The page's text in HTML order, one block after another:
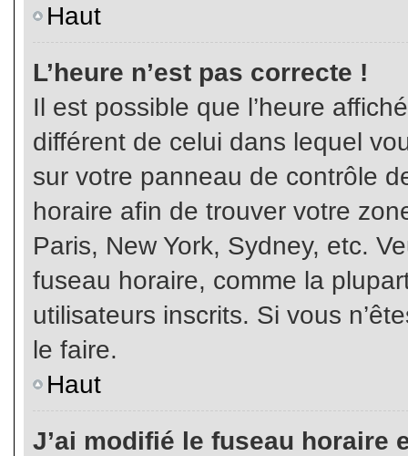
Haut
L’heure n’est pas correcte !
Il est possible que l’heure
différent de celui dans lequel
sur votre panneau de contrôle
horaire afin de trouver votre
Paris, New York, Sydney, etc.
fuseau horaire, comme la
utilisateurs inscrits. Si vous
le faire.
Haut
J’ai modifié le fuseau horaire